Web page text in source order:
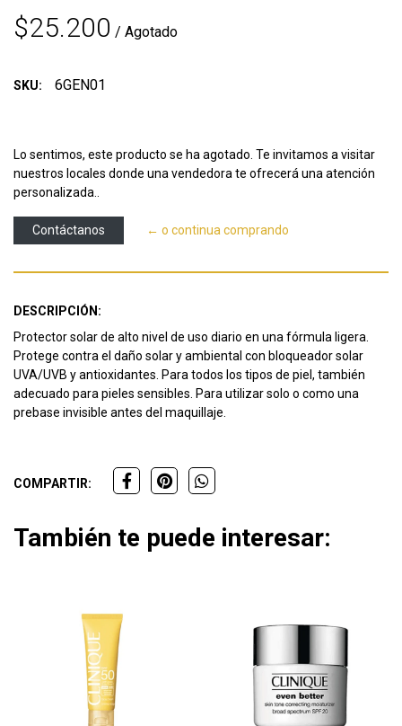
$25.200 / Agotado
SKU: 6GEN01
Lo sentimos, este producto se ha agotado. Te invitamos a visitar
nuestros locales donde una vendedora te ofrecerá una atención
personalizada..
Contáctanos ← o continua comprando
DESCRIPCIÓN:
Protector solar de alto nivel de uso diario en una fórmula ligera.
Protege contra el daño solar y ambiental con bloqueador solar
UVA/UVB y antioxidantes. Para todos los tipos de piel, también
adecuado para pieles sensibles. Para utilizar solo o como una
prebase invisible antes del maquillaje.
COMPARTIR:
También te puede interesar: